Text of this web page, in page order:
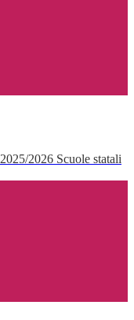
2026 Scuole statali